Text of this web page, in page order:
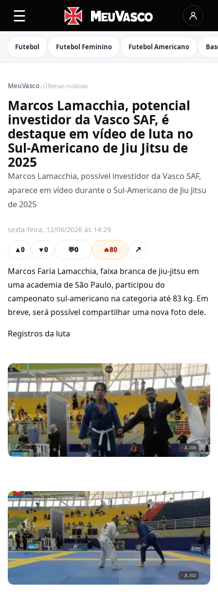
☰
Futebol Futebol Feminino Futebol Americano
MeuVasco›Últimas notícias
Marcos Lamacchia, potencial
investidor da Vasco SAF, é
destaque em vídeo de luta no
Sul-Americano de Jiu Jitsu de
2025
Marcos Lamacchia, possível investidor da Vasco SAF,
aparece em vídeo durante o Sul-Americano de Jiu Jitsu
de 2025
sexta-feira, 12/06/2026 às 14:29
▲0 ▼0 💬0 🔥80 ↗
Marcos Faria Lamacchia, faixa branca de jiu-jitsu em
uma academia de São Paulo, participou do
campeonato sul-americano na categoria até 83 kg. Em
breve, será possível compartilhar uma nova foto dele.
Registros da luta